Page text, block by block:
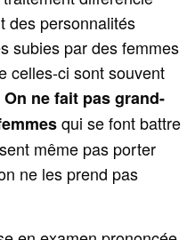
des personnalités
subies par des femmes
celles-ci sont souvent
On ne fait pas grand-
qui se font battre
même pas porter
ne les prend pas